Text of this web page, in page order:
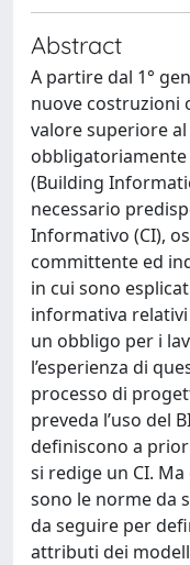
Abstract
A partire dal 1°
nuove costruzioni
valore superiore
obbligatoriamente
(Building
necessario
Informativo (CI),
committente ed
in cui sono
informativa
un obbligo per i
l’esperienza di
processo di
preveda l’uso del
definiscono a
si redige un CI.
sono le norme da
da seguire per
attributi dei